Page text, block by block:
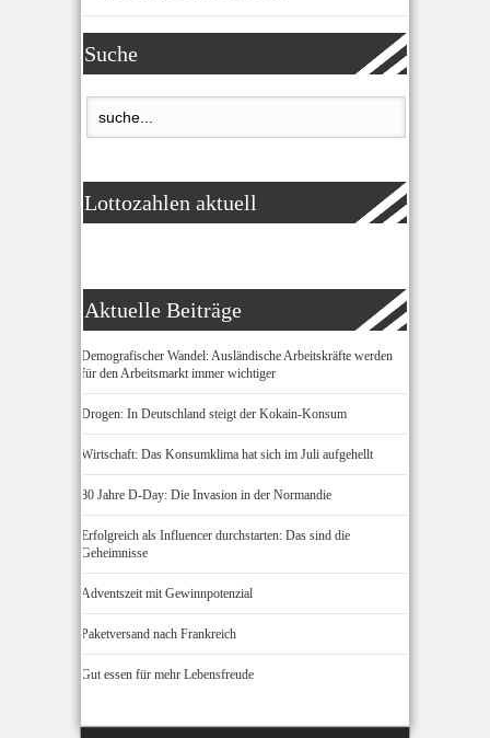
Suche
Lottozahlen aktuell
Aktuelle Beiträge
Demografischer Wandel: Ausländische Arbeitskräfte werden
für den Arbeitsmarkt immer wichtiger
Drogen: In Deutschland steigt der Kokain-Konsum
Wirtschaft: Das Konsumklima hat sich im Juli aufgehellt
80 Jahre D-Day: Die Invasion in der Normandie
Erfolgreich als Influencer durchstarten: Das sind die
Geheimnisse
Adventszeit mit Gewinnpotenzial
Paketversand nach Frankreich
Gut essen für mehr Lebensfreude